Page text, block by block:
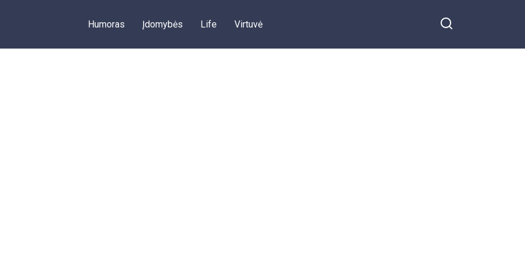
Humoras Įdomybės Life Virtuvė